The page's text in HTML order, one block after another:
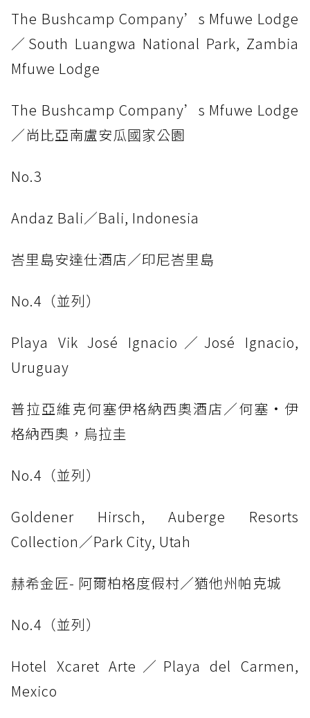
The Bushcamp Company’s Mfuwe Lodge
／South Luangwa National Park, Zambia
Mfuwe Lodge
The Bushcamp Company’s Mfuwe Lodge
／尚比亞南盧安瓜國家公園
No.3
Andaz Bali／Bali, Indonesia
峇里島安達仕酒店／印尼峇里島
No.4（並列）
Playa Vik José Ignacio／José Ignacio,
Uruguay
普拉亞維克何塞伊格納西奧酒店／何塞·伊
格納西奧，烏拉圭
No.4（並列）
Goldener Hirsch, Auberge Resorts
Collection／Park City, Utah
赫希金匠- 阿爾柏格度假村／猶他州帕克城
No.4（並列）
Hotel Xcaret Arte／Playa del Carmen,
Mexico